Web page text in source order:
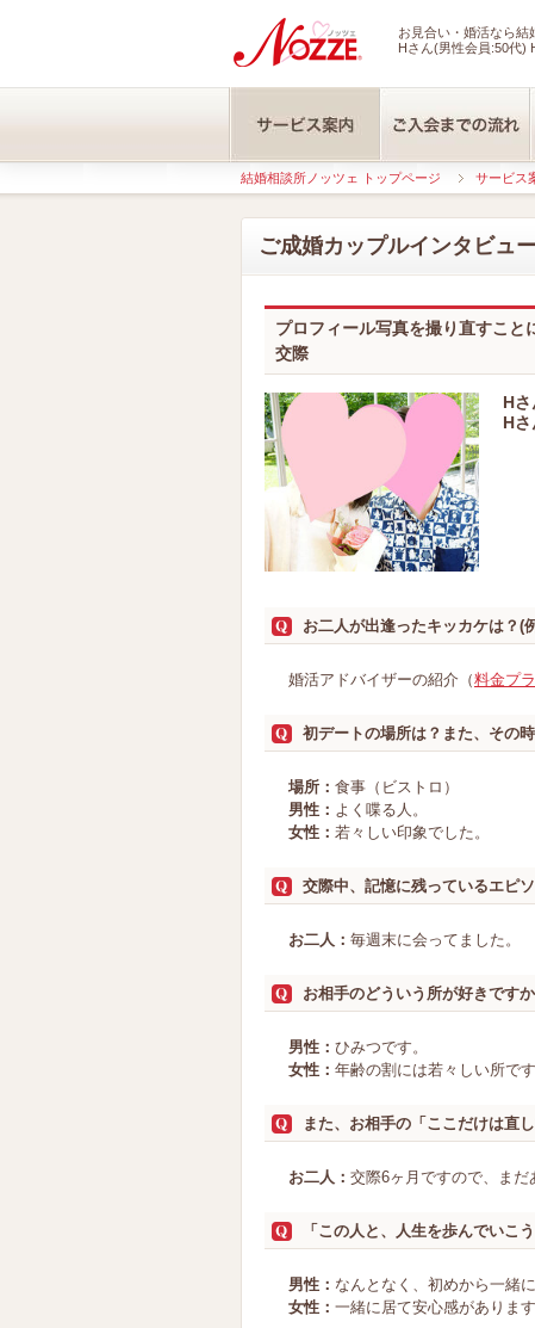
お見合い・婚活なら結
Hさん(男性会員:50代)
結婚相談所ノッツェ トップページ サービス
ご成婚カップルインタビュ
プロフィール写真を撮り直すこと
交際
H
H
お二人が出逢ったキッカケは？(
婚活アドバイザーの紹介（料金プ
初デートの場所は？また、その
場所： 食事（ビストロ）
男性： よく喋る人。
女性： 若々しい印象でした。
交際中、記憶に残っているエピ
お二人： 毎週末に会ってました。
お相手のどういう所が好きですか
男性： ひみつです。
女性： 年齢の割には若々しい所です
また、お相手の「ここだけは直
お二人： 交際6ヶ月ですので、まだ
「この人と、人生を歩んでいこ
男性： なんとなく、初めから一緒
女性： 一緒に居て安心感があります